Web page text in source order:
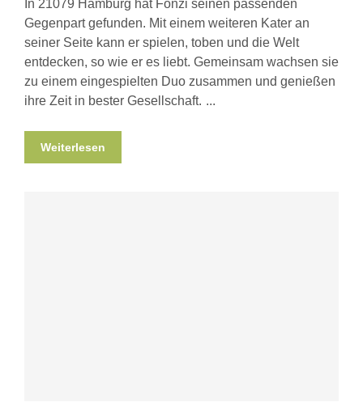
In 21079 Hamburg hat Fonzi seinen passenden
Gegenpart gefunden. Mit einem weiteren Kater an
seiner Seite kann er spielen, toben und die Welt
entdecken, so wie er es liebt. Gemeinsam wachsen sie
zu einem eingespielten Duo zusammen und genießen
ihre Zeit in bester Gesellschaft.
Weiterlesen